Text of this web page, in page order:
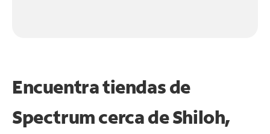
Encuentra tiendas de
Spectrum cerca deShiloh,